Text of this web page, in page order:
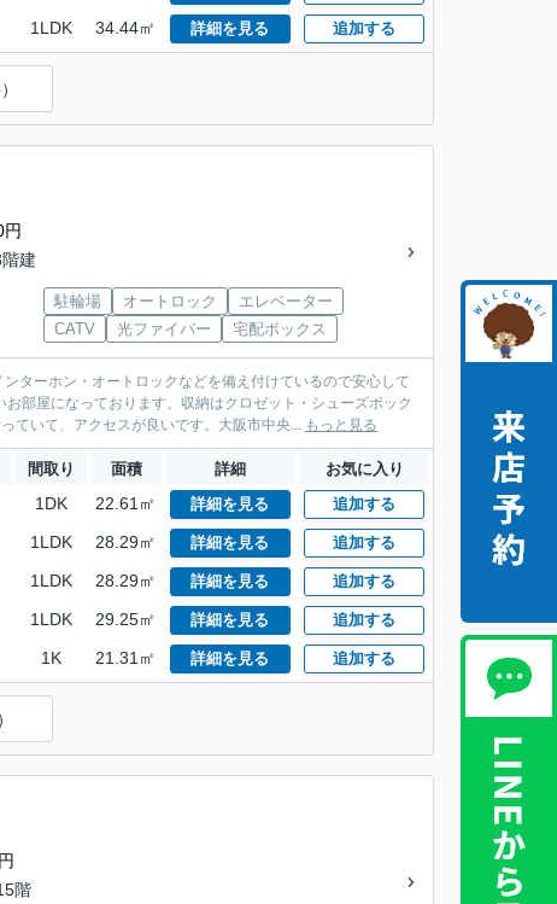
1LDK 34.44㎡ 詳細を見る 追加する
建
駐輪場 オートロック
エレベーター
CATV
光ファイバー 宅配ボックス
ターホン・オートロックなどを備え付けているので安心して
部屋になっております。収納はクロゼット・シューズボック
ていて、アクセスが良いです。大阪市中央... もっと見る
間取り 面積 詳細 お気に入り
1DK 22.61㎡ 詳細を見る 追加する
1LDK 28.29㎡ 詳細を見る 追加する
1LDK 28.29㎡ 詳細を見る 追加する
1LDK 29.25㎡ 詳細を見る 追加する
1K 21.31㎡ 詳細を見る 追加する
階